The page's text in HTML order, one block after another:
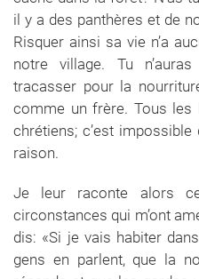
il y a des panthères et de
Risquer ainsi sa vie n’a
notre village. Tu
tracasser pour la
comme un frère. Tous les
chrétiens; c’est impossible
raison.
Je leur raconte alors
circonstances qui m’ont
dis: «Si je vais habiter
gens en parlent, que la